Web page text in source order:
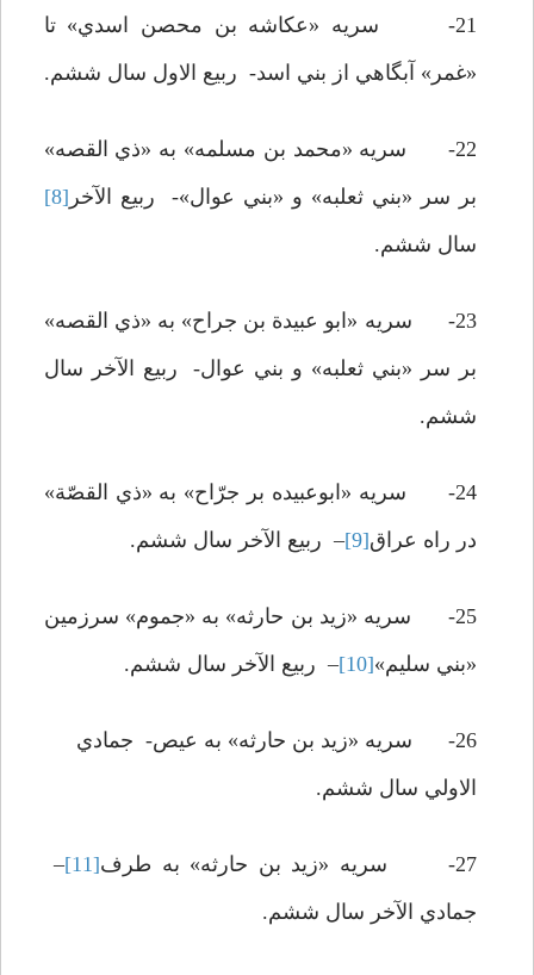
21- سريه «عکاشه بن محصن اسدي» تا
«غمر» آبگاهي از بني اسد- ربيع الاول سال ششم.
22- سريه «محمد بن مسلمه» به «ذي القصه»
بر سر «بني ثعلبه» و «بني عوال»- ربيع الآخر [8]
سال ششم.
23- سريه «ابو عبيدة بن جراح» به «ذي القصه»
بر سر «بني ثعلبه» و بني عوال- ربيع الآخر سال
ششم.
24- سريه «ابوعبيده بر جرّاح» به «ذي القصّة»
در راه عراق[9] – ربيع الآخر سال ششم.
25- سريه «زيد بن حارثه» به «جموم» سرزمين
«بني سليم»[10] – ربيع الآخر سال ششم.
26- سريه «زيد بن حارثه» به عيص- جمادي
الاولي سال ششم.
27- سريه «زيد بن حارثه» به طرف [11]
–
جمادي الآخر سال ششم.